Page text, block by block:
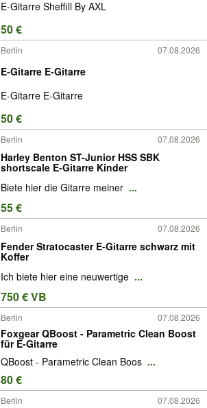
E-Gitarre Sheffill By AXL
50 €
Berlin 07.08.2026
E-Gitarre E-Gitarre
E-Gitarre E-Gitarre
50 €
Berlin 07.08.2026
Harley Benton ST-Junior HSS SBK
shortscale E-Gitarre Kinder
Biete hier die Gitarre meiner ...
55 €
Berlin 07.08.2026
Fender Stratocaster E-Gitarre schwarz mit
Koffer
Ich biete hier eine neuwertige ...
750 € VB
Berlin 07.08.2026
Foxgear QBoost - Parametric Clean Boost
für E-Gitarre
QBoost - Parametric Clean Boos ...
80 €
Berlin 07.08.2026